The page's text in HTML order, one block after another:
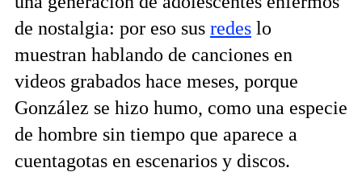
de nostalgia: por eso sus redeslo
muestran hablando de canciones en
videos grabados hace meses, porque
González se hizo humo, como una especie
de hombre sin tiempo que aparece a
cuentagotas en escenarios y discos.